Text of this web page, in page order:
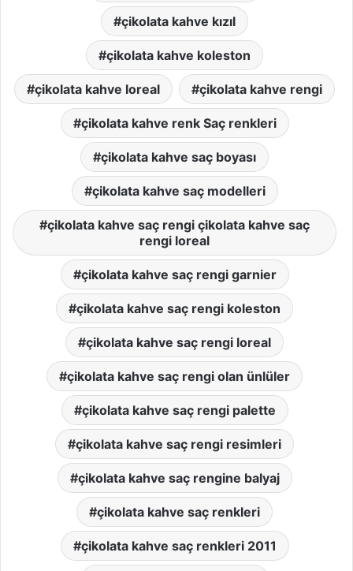
çikolata kahve kızıl
çikolata kahve koleston
çikolata kahve loreal çikolata kahve rengi
çikolata kahve renk Saç renkleri
çikolata kahve saç boyası
çikolata kahve saç modelleri
çikolata kahve saç rengi çikolata kahve saç
rengi loreal
çikolata kahve saç rengi garnier
çikolata kahve saç rengi koleston
çikolata kahve saç rengi loreal
çikolata kahve saç rengi olan ünlüler
çikolata kahve saç rengi palette
çikolata kahve saç rengi resimleri
çikolata kahve saç rengine balyaj
çikolata kahve saç renkleri
çikolata kahve saç renkleri 2011